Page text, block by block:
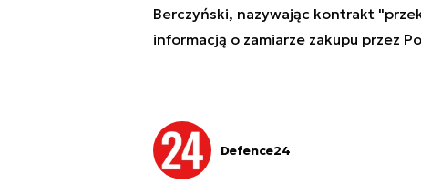
Berczyński, nazywając kontrakt
informacją o zamiarze zakupu przez
Defence24